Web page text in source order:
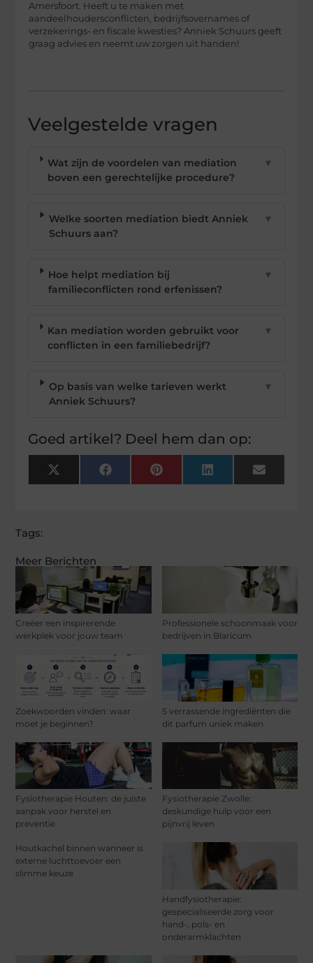
Meer Berichten
Creëer een inspirerende
werkplek voor jouw team
Professionele schoonmaak voor
bedrijven in Blaricum
Zoekwoorden vinden: waar
moet je beginnen?
5 verrassende ingrediënten die
dit parfum uniek maken
Fysiotherapie Houten: de juiste
aanpak voor herstel en
preventie
Fysiotherapie Zwolle:
deskundige hulp voor een
pijnvrij leven
Houtkachel binnen wanneer is
externe luchttoevoer een
slimme keuze
Handfysiotherapie:
gespecialiseerde zorg voor
hand-, pols- en
onderarmklachten
Amersfoort. Heeft u te maken met
aandeelhoudersconflicten, bedrijfsovernames of
verzekerings- en fiscale kwesties? Anniek Schuurs geeft
graag advies en neemt uw zorgen uit handen!
Veelgestelde vragen
Wat zijn de voordelen van mediation
boven een gerechtelijke procedure?
▼
Welke soorten mediation biedt Anniek
Schuurs aan?
▼
Hoe helpt mediation bij
familieconflicten rond erfenissen?
▼
Kan mediation worden gebruikt voor
conflicten in een familiebedrijf?
▼
Op basis van welke tarieven werkt
Anniek Schuurs?
▼
Goed artikel? Deel hem dan op:
X
(Twitter)
FacebookPinterest LinkedIn Email
Tags: